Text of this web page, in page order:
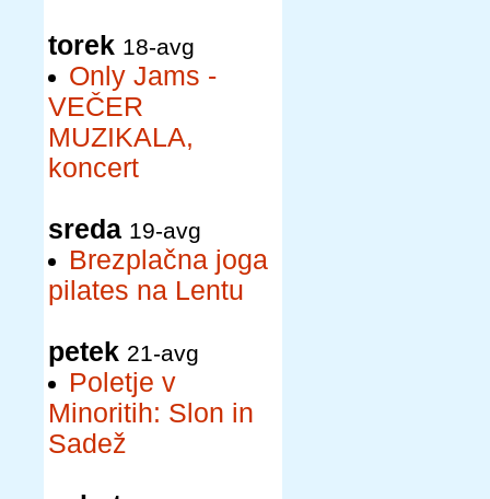
torek 18-avg
Only Jams -
VEČER
MUZIKALA,
koncert
sreda 19-avg
Brezplačna joga
pilates na Lentu
petek 21-avg
Poletje v
Minoritih: Slon in
Sadež